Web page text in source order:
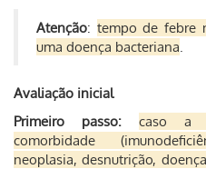
Atenção: tempo de febre
uma doença bacteriana.
Avaliação inicial
Primeiro passo: caso a
comorbidade
neoplasia, desnutrição,